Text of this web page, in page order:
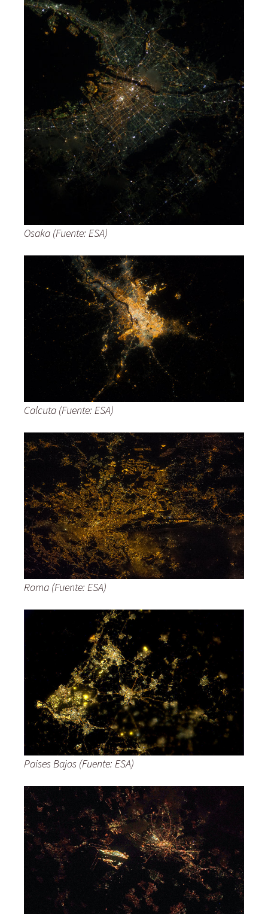
Osaka (Fuente: ESA)
Calcuta (Fuente: ESA)
Roma (Fuente: ESA)
Paises Bajos (Fuente: ESA)